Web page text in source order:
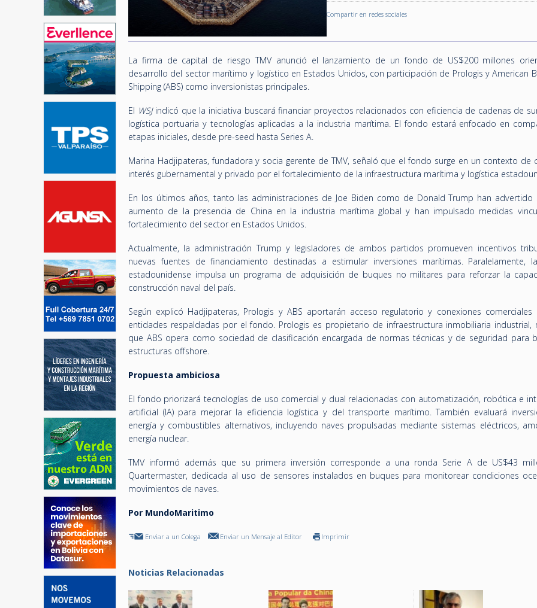
Compartir en redes sociales
La firma de capital de riesgo TMV anunció el lanzamiento de un fondo de US$200 millones
desarrollo del sector marítimo y logístico en Estados Unidos, con participación de Prologis y American
Shipping (ABS) como inversionistas principales.
El WSJindicó que la iniciativa buscará financiar proyectos relacionados con eficiencia de cadenas de
logística portuaria y tecnologías aplicadas a la industria marítima. El fondo estará enfocado en
etapas iniciales, desde pre-seed hasta Series A.
Marina Hadjipateras, fundadora y socia gerente de TMV, señaló que el fondo surge en un contexto de
interés gubernamental y privado por el fortalecimiento de la infraestructura marítima y logística
En los últimos años, tanto las administraciones de Joe Biden como de Donald Trump han advertido
aumento de la presencia de China en la industria marítima global y han impulsado medidas
fortalecimiento del sector en Estados Unidos.
Actualmente, la administración Trump y legisladores de ambos partidos promueven incentivos
nuevas fuentes de financiamiento destinadas a estimular inversiones marítimas. Paralelamente,
estadounidense impulsa un programa de adquisición de buques no militares para reforzar la
construcción naval del país.
Según explicó Hadjipateras, Prologis y ABS aportarán acceso regulatorio y conexiones comerciales
entidades respaldadas por el fondo. Prologis es propietario de infraestructura inmobiliaria industrial,
que ABS opera como sociedad de clasificación encargada de normas técnicas y de seguridad para
estructuras offshore.
Propuesta ambiciosa
El fondo priorizará tecnologías de uso comercial y dual relacionadas con automatización, robótica e
artificial (IA) para mejorar la eficiencia logística y del transporte marítimo. También evaluará
energía y combustibles alternativos, incluyendo naves propulsadas mediante sistemas eléctricos,
energía nuclear.
TMV informó además que su primera inversión corresponde a una ronda Serie A de US$43
Quartermaster, dedicada al uso de sensores instalados en buques para monitorear condiciones
movimientos de naves.
Por MundoMaritimo
Enviar a un Colega Enviar un Mensaje al Editor Imprimir
Noticias Relacionadas